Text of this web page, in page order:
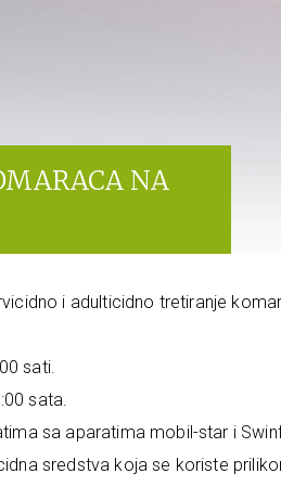
NA
i adulticidno tretiranje
sati.
sata.
sa aparatima mobil-star i
sredstva koja se koriste